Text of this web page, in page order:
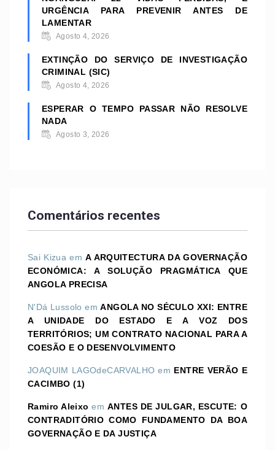
URGÊNCIA PARA PREVENIR ANTES DE
LAMENTAR
Agosto 4, 2026
EXTINÇÃO DO SERVIÇO DE INVESTIGAÇÃO
CRIMINAL (SIC)
Agosto 4, 2026
ESPERAR O TEMPO PASSAR NÃO RESOLVE
NADA
Agosto 3, 2026
Comentários recentes
Sai Kizua emA ARQUITECTURA DA GOVERNAÇÃO
ECONÓMICA: A SOLUÇÃO PRAGMÁTICA QUE
ANGOLA PRECISA
N'Dá Lussolo emANGOLA NO SÉCULO XXI: ENTRE
A UNIDADE DO ESTADO E A VOZ DOS
TERRITÓRIOS; UM CONTRATO NACIONAL PARA A
COESÃO E O DESENVOLVIMENTO
JOAQUIM LAGOdeCARVALHO em ENTRE VERÃO E
CACIMBO (1)
Ramiro Aleixo emANTES DE JULGAR, ESCUTE: O
CONTRADITÓRIO COMO FUNDAMENTO DA BOA
GOVERNAÇÃO E DA JUSTIÇA